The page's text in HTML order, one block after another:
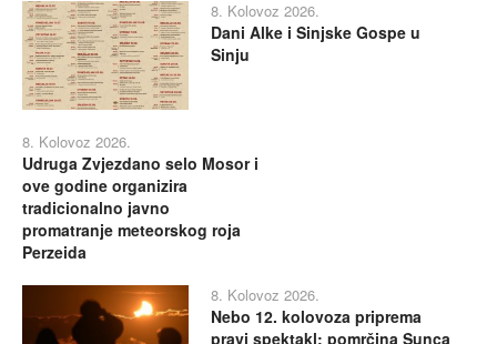
8. Kolovoz 2026.
Dani Alke i Sinjske Gospe u
Sinju
8. Kolovoz 2026.
Udruga Zvjezdano selo Mosor i
ove godine organizira
tradicionalno javno
promatranje meteorskog roja
Perzeida
8. Kolovoz 2026.
Nebo 12. kolovoza priprema
pravi spektakl: pomrčina Sunca